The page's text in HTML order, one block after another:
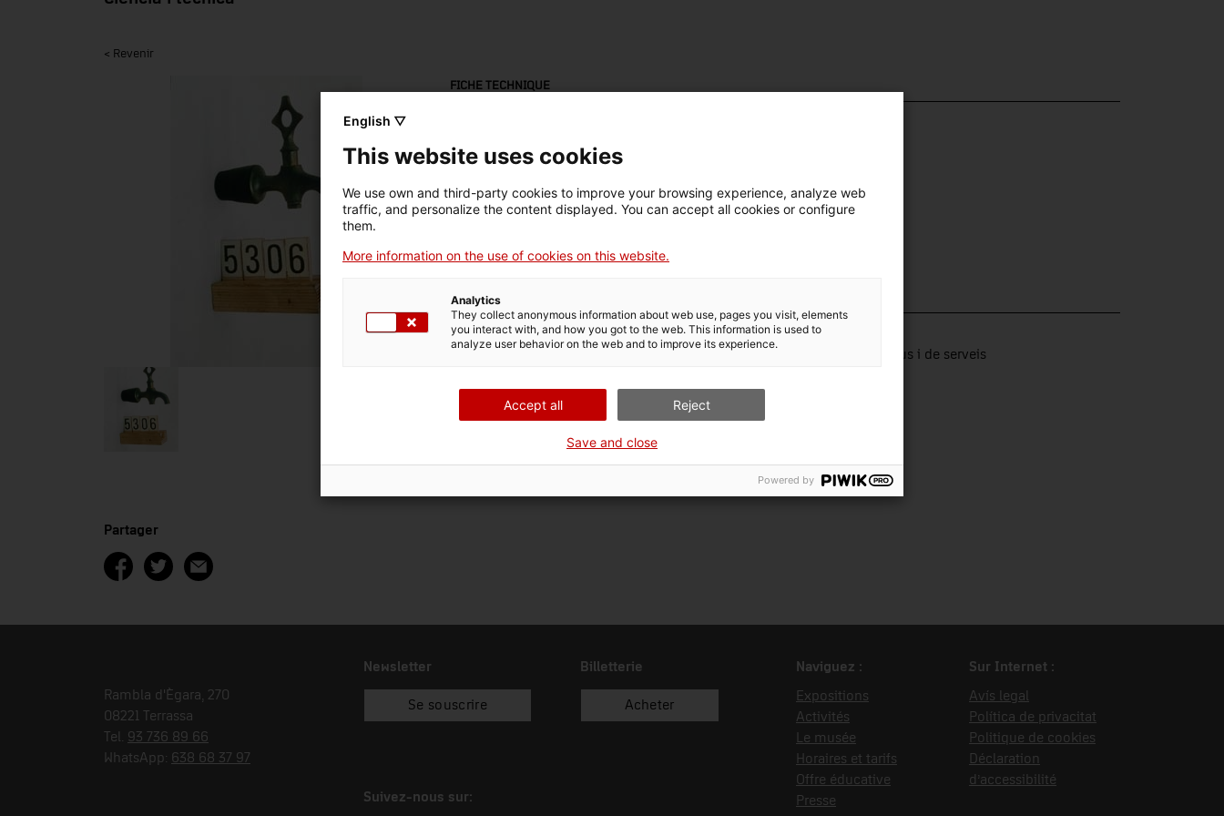
< Revenir
FICHE TECHNIQUE
aixeta
5306
Dimensions: 9 x 8 x 3
DONNÉES DU MUSÉE
Domaine thématique
Ciència i tècnica
Collection
Sectors productius i de serveis
Partager
Rambla d'Ègara, 270
08221 Terrassa
Tel. 93 736 89 66
WhatsApp: 638 68 37 97
Newsletter
Se souscrire
Billetterie
Acheter
Suivez-nous sur:
Naviguez :
Expositions
Activités
Le musée
Horaires et tarifs
Offre éducative
Presse
Sur Internet :
Avís legal
Política de privacitat
Politique de cookies
Déclaration
d’accessibilité
English ▽
This website uses cookies
We use own and third-party cookies to improve your browsing experience, analyze web
traffic, and personalize the content displayed. You can accept all cookies or configure
them.
More information on the use of cookies on this website.
Analytics
They collect anonymous information about web use, pages you visit, elements
you interact with, and how you got to the web. This information is used to
analyze user behavior on the web and to improve its experience.
Accept all Reject
Save and close
Powered by